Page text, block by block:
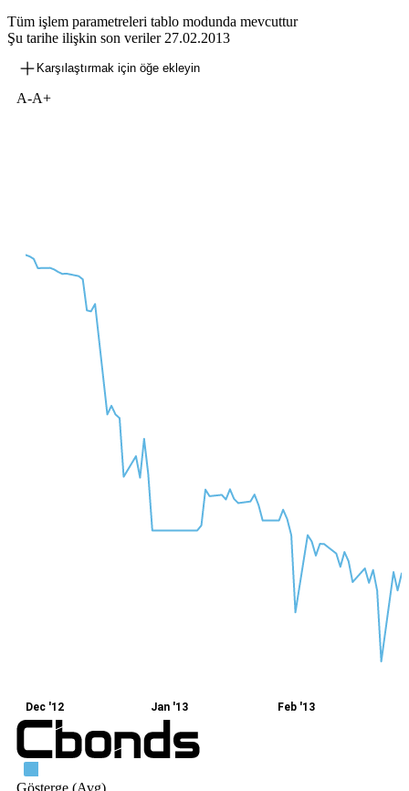
Tüm işlem parametreleri tablo modunda mevcuttur
Şu tarihe ilişkin son veriler27.02.2013
Karşılaştırmak için öğe ekleyin